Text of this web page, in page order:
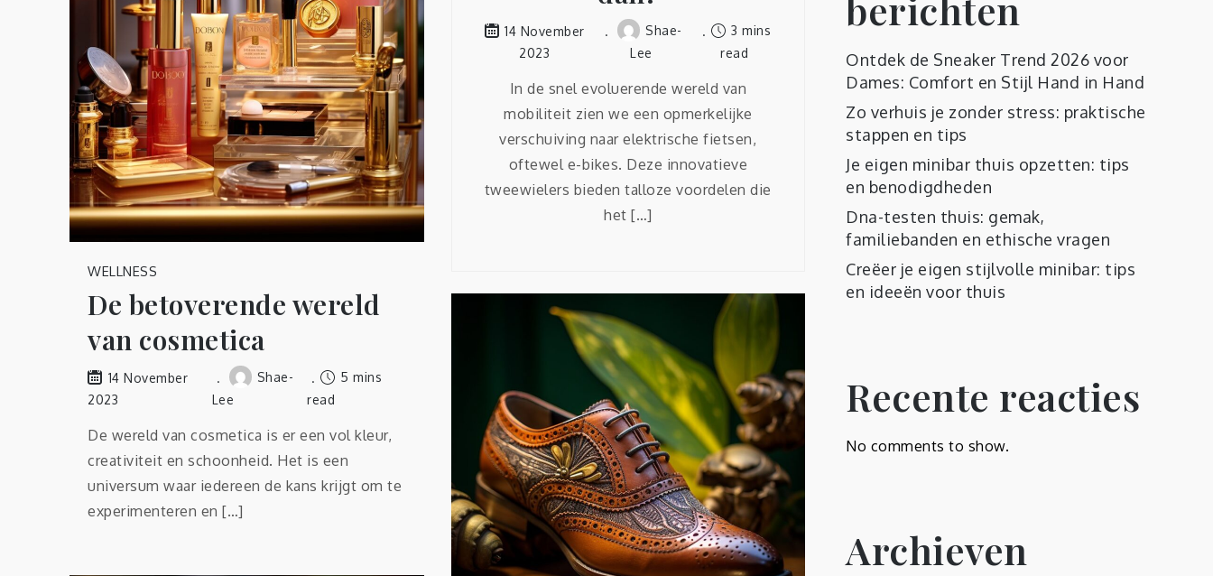
WELLNESS
De betoverende wereld
van cosmetica
14 November
2023
Shae-
Lee
5 mins
read
De wereld van cosmetica is er een vol kleur,
creativiteit en schoonheid. Het is een
universum waar iedereen de kans krijgt om te
experimenteren en […]
14 November
2023
Shae-
Lee
3 mins
read
In de snel evoluerende wereld van
mobiliteit zien we een opmerkelijke
verschuiving naar elektrische fietsen,
oftewel e-bikes. Deze innovatieve
tweewielers bieden talloze voordelen die
het […]
Ontdek de Sneaker Trend 2026 voor
Dames: Comfort en Stijl Hand in Hand
Zo verhuis je zonder stress: praktische
stappen en tips
Je eigen minibar thuis opzetten: tips
en benodigdheden
Dna-testen thuis: gemak,
familiebanden en ethische vragen
Creëer je eigen stijlvolle minibar: tips
en ideeën voor thuis
Recente reacties
No comments to show.
Archieven